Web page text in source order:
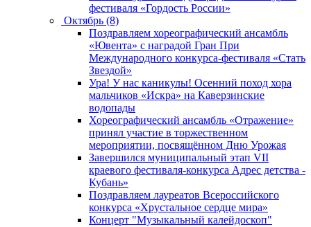
фестиваля «Гордость России»
Октябрь (8)
Поздравляем хореографический ансамбль
«Ювента» с наградой Гран При
Международного конкурса-фестиваля «Стать
Звездой»
Ура! У нас каникулы! Осенний поход хора
мальчиков «Искра» на Каверзинские
водопады
Хореографический ансамбль «Отражение»
принял участие в торжественном
мероприятии, посвящённом Дню Урожая
Завершился муниципальный этап VII
краевого фестиваля-конкурса Адрес детства -
Кубань»
Поздравляем лауреатов Всероссийского
конкурса «Хрустальное сердце мира»
Концерт "Музыкальный калейдоскоп"